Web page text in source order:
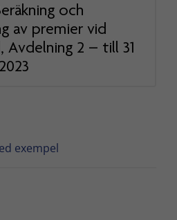
och
av premier vid
Avdelning 2 – till 31
exempel